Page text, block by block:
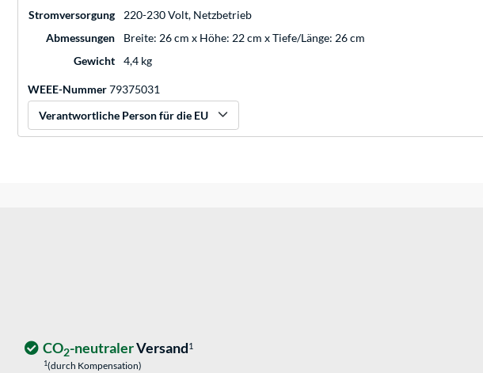
Stromversorgung
220-230 Volt, Netzbetrieb
Abmessungen
Breite: 26 cm x Höhe: 22 cm x Tiefe/Länge: 26 cm
Gewicht
4,4 kg
WEEE-Nummer79375031
Verantwortliche Person für die EU
CO2-neutralerVersand1
1(durch Kompensation)